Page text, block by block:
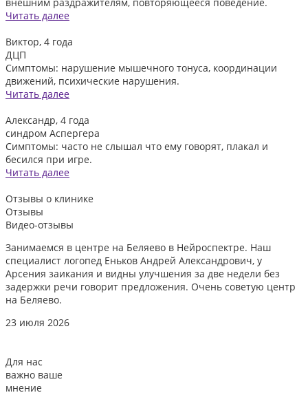
Читать далее
Виктор, 4 года
ДЦП
Симптомы: нарушение мышечного тонуса, координации
движений, психические нарушения.
Читать далее
Александр, 4 года
синдром Аспергера
Симптомы: часто не слышал что ему говорят, плакал и
бесился при игре.
Читать далее
Отзывы о клинике
Отзывы
Видео-отзывы
Занимаемся в центре на Беляево в Нейроспектре. Наш
специалист логопед Еньков Андрей Александрович, у
Арсения заикания и видны улучшения за две недели без
задержки речи говорит предложения. Очень советую центр
на Беляево.
23 июля 2026
Для нас
важно ваше
мнение